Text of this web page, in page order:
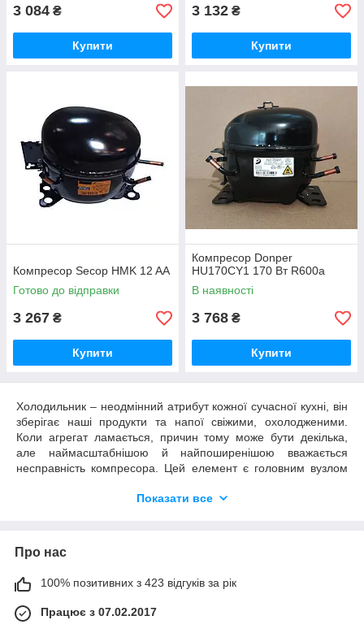
3 084 ₴
Купити
3 132 ₴
Купити
Компресор Secop HMK 12 AA
Готово до відправки
3 267 ₴
Купити
Компресор Donper
HU170CY1 170 Вт R600a
В наявності
3 768 ₴
Купити
Холодильник – неодмінний атрибут кожної сучасної кухні, він
зберігає наші продукти та напої свіжими, охолодженими.
Коли агрегат ламається, причин тому може бути декілька,
але наймасштабнішою й найпоширенішою вважається
несправність компресора. Цей елемент є головним вузлом
та перекачують фреон, забезпечуючи безперебійну роботу
Компресори для холодильників –
Лід на стінках камери. Особливо швидко слід
Показати все
Про нас
100% позитивних з 423 відгуків за рік
Працює з 07.02.2017